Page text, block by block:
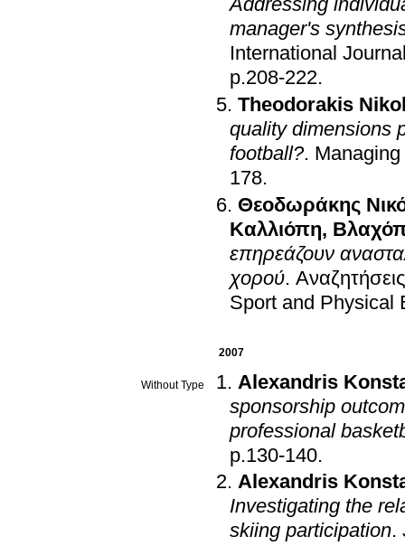
Addressing
manager's
International
p.208-222.
Theodorakis
quality dimensions
football?.
178.
Θεοδωράκης
Καλλιόπη,
επηρεάζουν
χορού.
Sport and Physical
2007
Without Type
Alexandris
sponsorship
professional
p.130-140.
Alexandris
Investigating the
skiing participation.